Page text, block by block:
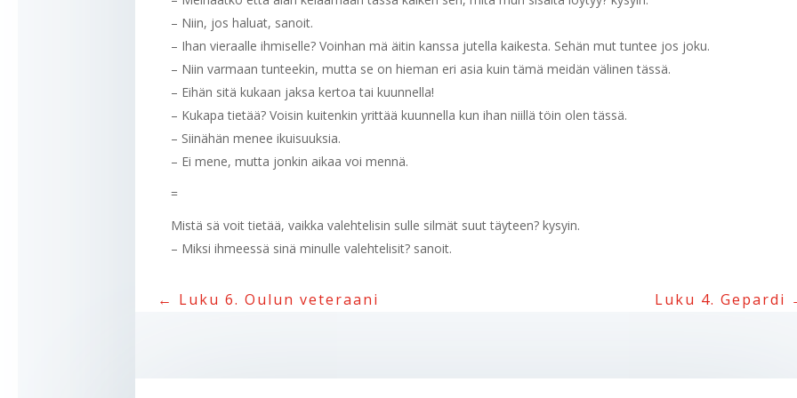
– Niin, jos haluat, sanoit.
– Ihan vieraalle ihmiselle? Voinhan mä äitin kanssa jutella kaikesta. Sehän mut tuntee jos joku.
– Niin varmaan tunteekin, mutta se on hieman eri asia kuin tämä meidän välinen tässä.
– Eihän sitä kukaan jaksa kertoa tai kuunnella!
– Kukapa tietää? Voisin kuitenkin yrittää kuunnella kun ihan niillä töin olen tässä.
– Siinähän menee ikuisuuksia.
– Ei mene, mutta jonkin aikaa voi mennä.
=
Mistä sä voit tietää, vaikka valehtelisin sulle silmät suut täyteen? kysyin.
– Miksi ihmeessä sinä minulle valehtelisit? sanoit.
← Luku 6. Oulun veteraani Luku 4. Gepardi